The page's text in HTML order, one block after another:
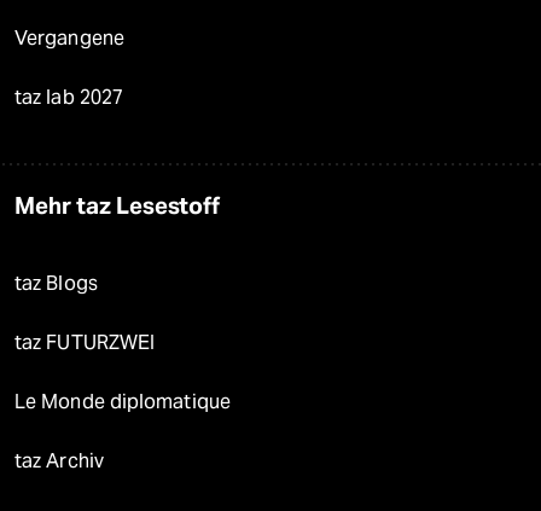
Vergangene
taz lab 2027
Mehr taz Lesestoff
taz Blogs
taz FUTURZWEI
Le Monde diplomatique
taz Archiv